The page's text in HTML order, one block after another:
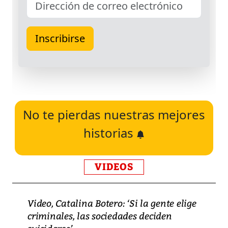
No te pierdas nuestras mejores
historias
VIDEOS
Video, Catalina Botero: ‘Si la gente elige
criminales, las sociedades deciden